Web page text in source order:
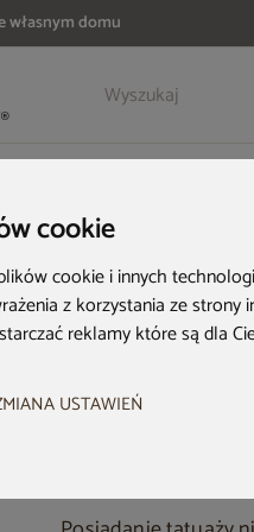
cookie
cookie i innych
z korzystania ze strony
reklamy które są dla
USTAWIEŃ
własnym domu